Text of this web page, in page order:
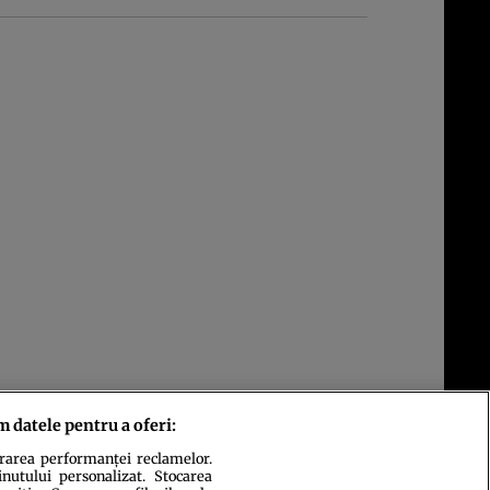
datele pentru a oferi:
performanței reclamelor.
personalizat. Stocarea